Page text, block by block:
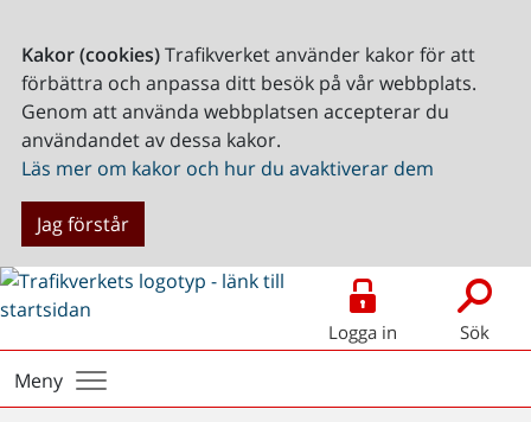
Kakor (cookies)Trafikverket använder kakor för att
förbättra och anpassa ditt besök på vår webbplats.
Genom att använda webbplatsen accepterar du
användandet av dessa kakor.
Läs mer om kakor och hur du avaktiverar dem
Jag förstår
Logga in Sök
Meny